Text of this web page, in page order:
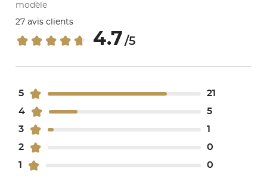
modèle
27 avis clients
4.7 /5
5
21
4
5
3
1
2
0
1
0